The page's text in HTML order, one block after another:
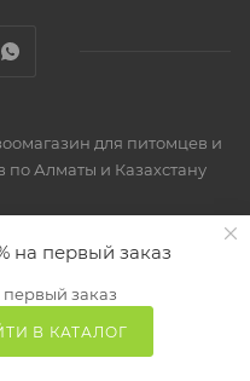
для питомцев и
по Алматы и Казахстану
на первый заказ
первый заказ
В КАТАЛОГ
Корзина